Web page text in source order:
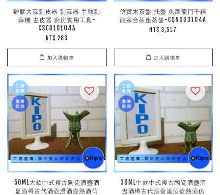
矽膠大蒜剝皮器 剝蒜器 手動剝
蒜機 去皮器 廚房實用工具-
CSC019104A
NT$ 283
加入購物車
仿實木茶盤 托盤 魚躍龍門千禧
龍茶台茶座茶盤-CQN003104A
NT$ 3,517
加入購物車
50ML大款中式複古陶瓷酒盞酒
盅酒樽古代酒壺溫酒壺熱酒仿
30ML中款中式複古陶瓷酒盞酒
盅酒樽古代酒壺溫酒壺熱酒仿